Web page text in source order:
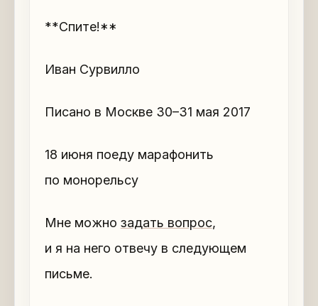
**Спите!**
Иван Сурвилло
Писано в Москве 30–31 мая 2017
18 июня поеду марафонить
по монорельсу
Мне можно задать вопрос,
и я на него отвечу в следующем
письме.